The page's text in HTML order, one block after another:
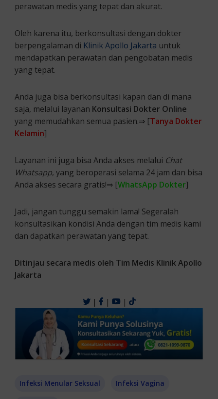
perawatan medis yang tepat dan akurat.
Oleh karena itu, berkonsultasi dengan dokter
berpengalaman di Klinik Apollo Jakarta untuk
mendapatkan perawatan dan pengobatan medis
yang tepat.
Anda juga bisa berkonsultasi kapan dan di mana
saja, melalui layanan Konsultasi Dokter Online
yang memudahkan semua pasien.⇒ [Tanya Dokter
Kelamin]
Layanan ini juga bisa Anda akses melalui Chat
Whatsapp, yang beroperasi selama 24 jam dan bisa
Anda akses secara gratis!⇒ [WhatsApp Dokter]
Jadi, jangan tunggu semakin lama! Segeralah
konsultasikan kondisi Anda dengan tim medis kami
dan dapatkan perawatan yang tepat.
Ditinjau secara medis oleh Tim Medis Klinik Apollo
Jakarta
| | |
Infeksi Menular Seksual Infeksi Vagina